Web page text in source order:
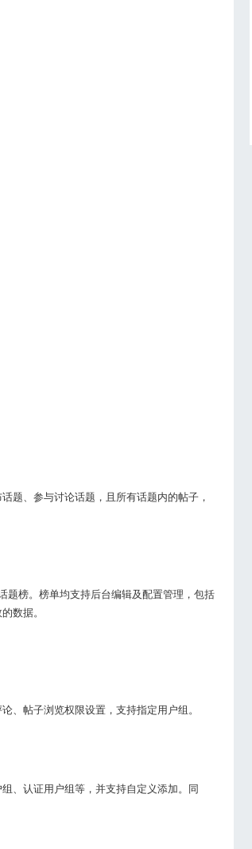
题、参与讨论话题，且所有话题内的帖子，
题榜。榜单均支持后台编辑及配置管理，包括
数据。
、帖子浏览权限设置，支持指定用户组。
、认证用户组等，并支持自定义添加。同